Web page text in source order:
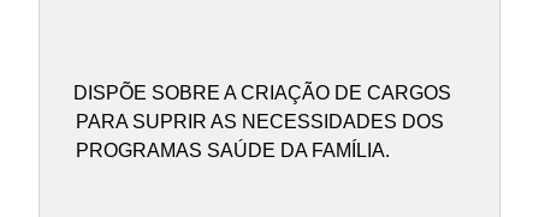
DISPÕE SOBRE A CRIAÇÃO DE CARGOS
PARA SUPRIR AS NECESSIDADES DOS
PROGRAMAS SAÚDE DA FAMÍLIA.